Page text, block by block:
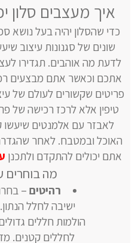
איך מעצבים סלון
כדי שהסלון יהיה בעל נושא
שונים של סגנונות עיצוב
לדעת מה אוהבים. תגדירו
אתכם וכאשר אתם מבצעים
פריטים שקשורים לעולם של
טיפין אלא לרכז רכישה של
לאבזר עם אלמנטים שיעשו
האוכל ובמטבח. לאחר
אתם יכולים להתקדם ולתכנן
מה בוחרים
רהיטים –
ישיבה לחלל
הולמות חללים
לחללים קטנים.